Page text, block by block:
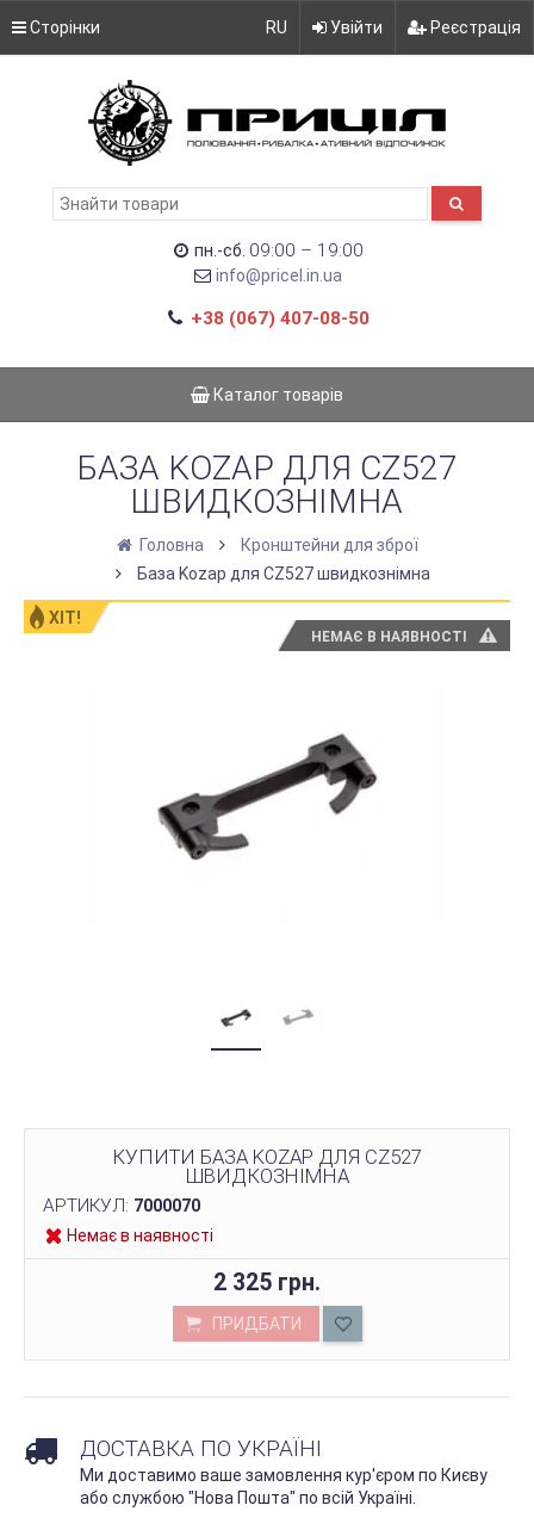
Сторінки RU Увійти Реєстрація
пн.-сб. 09:00 – 19:00
info@pricel.in.ua
+38 (067) 407-08-50
Каталог товарів
БАЗА KOZAP ДЛЯ CZ527
ШВИДКОЗНІМНА
Головна
Кронштейни для зброї
База Kozap для CZ527 швидкознімна
ХІТ!
НЕМАЄ В НАЯВНОСТІ
КУПИТИ БАЗА KOZAP ДЛЯ CZ527
ШВИДКОЗНІМНА
АРТИКУЛ: 7000070
Немає в наявності
2 325 грн.
ПРИДБАТИ
ДОСТАВКА ПО УКРАЇНІ
Ми доставимо ваше замовлення кур'єром по Києву
або службою "Нова Пошта" по всій Україні.